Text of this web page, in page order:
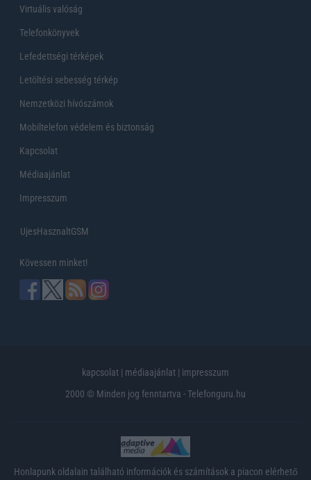
Virtuális valóság
Telefonkönyvek
Lefedettségi térképek
Letöltési sebesség térkép
Nemzetközi hívószámok
Mobiltelefon védelem és biztonság
Kapcsolat
Médiaajánlat
Impresszum
UjesHasznaltGSM
Kövessen minket!
kapcsolat | médiaajánlat | impresszum
2000 © Minden jog fenntartva - Telefonguru.hu
Honlapunk oldalain található információk és számítások a piacon elérhető